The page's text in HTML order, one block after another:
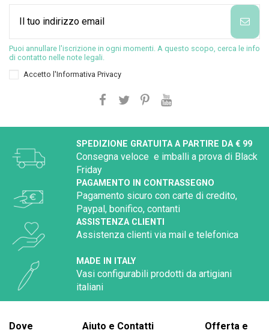
Puoi annullare l'iscrizione in ogni momenti. A questo scopo, cerca le info
di contatto nelle note legali.
Accetto l'Informativa Privacy
SPEDIZIONE GRATUITA A PARTIRE DA € 99
Consegna veloce e imballi a prova di Black
Friday
PAGAMENTO IN CONTRASSEGNO
Pagamento sicuro con carte di credito,
Paypal, bonifico, contanti
ASSISTENZA CLIENTI
Assistenza clienti via mail e telefonica
MADE IN ITALY
Vasi configurabili prodotti da artigiani
italiani
Dove
Aiuto e Contatti
Offerta e